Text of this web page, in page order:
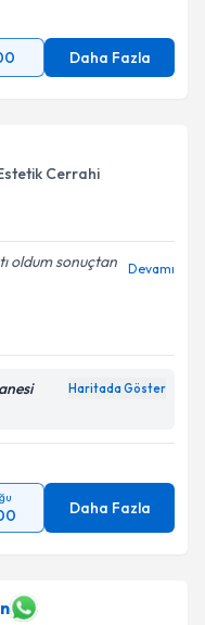
Daha Fazla
Cerrahi
oldum sonuçtan
Devamı
Haritada Göster
Daha Fazla